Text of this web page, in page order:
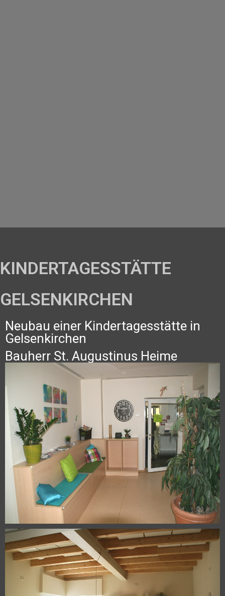
KINDERTAGESSTÄTTE
GELSENKIRCHEN
Neubau einer Kindertagesstätte in
Gelsenkirchen
Bauherr St. Augustinus Heime